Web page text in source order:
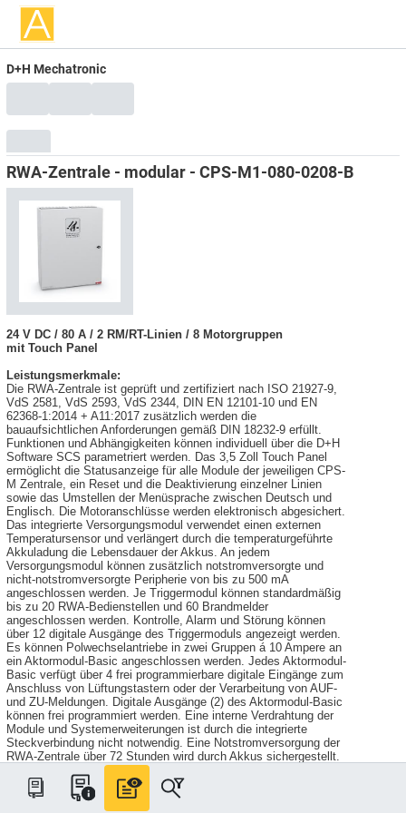
D+H Mechatronic
RWA-Zentrale - modular - CPS-M1-080-0208-B
24 V DC / 80 A / 2 RM/RT-Linien / 8 Motorgruppen
mit Touch Panel
Leistungsmerkmale:
Die RWA-Zentrale ist geprüft und zertifiziert nach ISO 21927-9,
VdS 2581, VdS 2593, VdS 2344, DIN EN 12101-10 und EN
62368-1:2014 + A11:2017 zusätzlich werden die
bauaufsichtlichen Anforderungen gemäß DIN 18232-9 erfüllt.
Funktionen und Abhängigkeiten können individuell über die D+H
Software SCS parametriert werden. Das 3,5 Zoll Touch Panel
ermöglicht die Statusanzeige für alle Module der jeweiligen CPS-
M Zentrale, ein Reset und die Deaktivierung einzelner Linien
sowie das Umstellen der Menüsprache zwischen Deutsch und
Englisch. Die Motoranschlüsse werden elektronisch abgesichert.
Das integrierte Versorgungsmodul verwendet einen externen
Temperatursensor und verlängert durch die temperaturgeführte
Akkuladung die Lebensdauer der Akkus. An jedem
Versorgungsmodul können zusätzlich notstromversorgte und
nicht-notstromversorgte Peripherie von bis zu 500 mA
angeschlossen werden. Je Triggermodul können standardmäßig
bis zu 20 RWA-Bedienstellen und 60 Brandmelder
angeschlossen werden. Kontrolle, Alarm und Störung können
über 12 digitale Ausgänge des Triggermoduls angezeigt werden.
Es können Polwechselantriebe in zwei Gruppen á 10 Ampere an
ein Aktormodul-Basic angeschlossen werden. Jedes Aktormodul-
Basic verfügt über 4 frei programmierbare digitale Eingänge zum
Anschluss von Lüftungstastern oder der Verarbeitung von AUF-
und ZU-Meldungen. Digitale Ausgänge (2) des Aktormodul-Basic
können frei programmiert werden. Eine interne Verdrahtung der
Module und Systemerweiterungen ist durch die integrierte
Steckverbindung nicht notwendig. Eine Notstromversorgung der
RWA-Zentrale über 72 Stunden wird durch Akkus sichergestellt.
Installierte Module:
- 1x Steuerungsmodul